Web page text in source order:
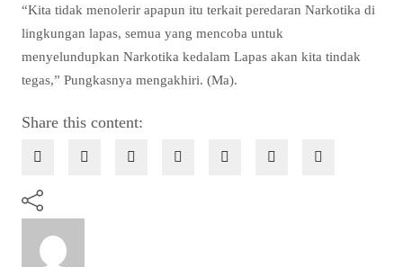
“Kita tidak menolerir apapun itu terkait peredaran Narkotika di
lingkungan lapas, semua yang mencoba untuk
menyelundupkan Narkotika kedalam Lapas akan kita tindak
tegas,” Pungkasnya mengakhiri. (Ma).
Share this content: